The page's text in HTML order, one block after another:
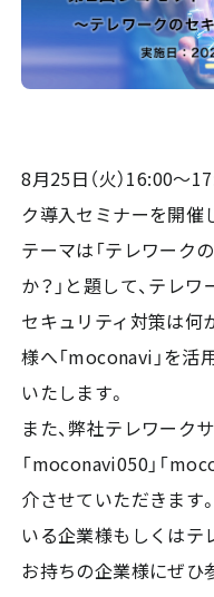
8月25日（火）16:00～
ク導入セミナーを開催
テーマは「テレワーク
か？」と題して、テレ
セキュリティ対策は何
様へ「moconavi」を活
いたします。
また、弊社テレワーク
「moconavi050」「
介させていただきます
いる企業様もしくはテ
お持ちの企業様にぜひ